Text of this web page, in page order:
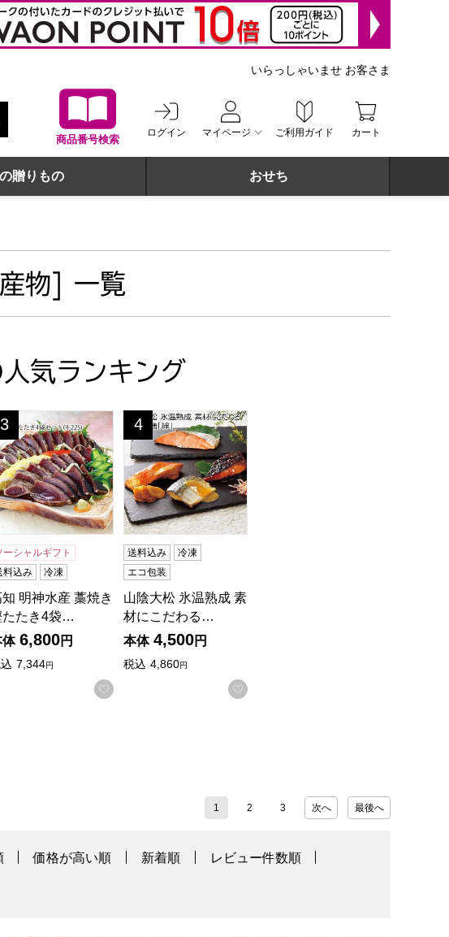
商品番号検索
ログイン マイページ ご利用ガイド カート
いらっしゃいませ お客さま
贈りもの おせち
物] 一覧
気ランキング
もの・お中元】[SSK-8S]
NN】
に入りに登録する
知 明神水産 藁焼き鰹たたき4袋セット【NN】
3
ーシャルギフト
料込み
冷凍
知 明神水産 藁焼き
たたき4袋…
体 6,800円
7,344円
お気に入りに登録する
山陰大松 氷温熟成 素材にこだわる美食御膳「絆」【
4
位
送料込み
冷凍
エコ包装
山陰大松 氷温熟成 素
材にこだわる…
本体 4,500円
税込 4,860円
お気に入りに登録する
1 2 3 次へ 最後へ
価格が高い順 新着順
レビュー件数順